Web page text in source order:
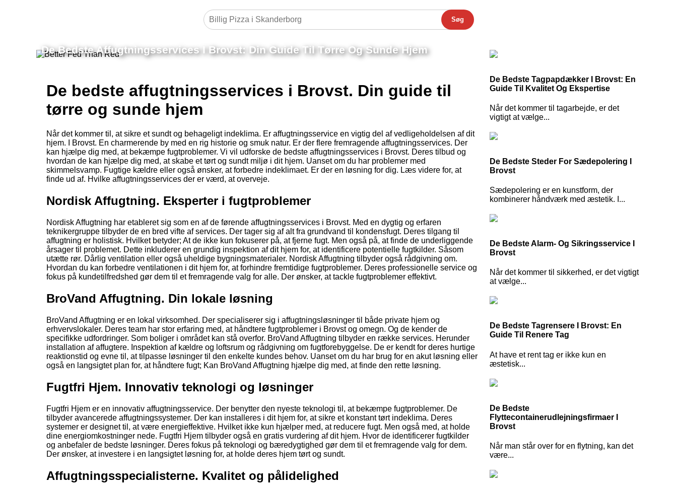
Søg
De Bedste Affugtningsservices I Brovst: Din Guide Til Tørre Og Sunde Hjem
De bedste affugtningsservices i Brovst. Din guide til
tørre og sunde hjem
Når det kommer til, at sikre et sundt og behageligt indeklima. Er affugtningsservice en vigtig del af vedligeholdelsen af dit
hjem. I Brovst. En charmerende by med en rig historie og smuk natur. Er der flere fremragende affugtningsservices. Der
kan hjælpe dig med, at bekæmpe fugtproblemer. Vi vil udforske de bedste affugtningsservices i Brovst. Deres tilbud og
hvordan de kan hjælpe dig med, at skabe et tørt og sundt miljø i dit hjem. Uanset om du har problemer med
skimmelsvamp. Fugtige kældre eller også ønsker, at forbedre indeklimaet. Er der en løsning for dig. Læs videre for, at
finde ud af. Hvilke affugtningsservices der er værd, at overveje.
Nordisk Affugtning. Eksperter i fugtproblemer
Nordisk Affugtning har etableret sig som en af de førende affugtningsservices i Brovst. Med en dygtig og erfaren
teknikergruppe tilbyder de en bred vifte af services. Der tager sig af alt fra grundvand til kondensfugt. Deres tilgang til
affugtning er holistisk. Hvilket betyder; At de ikke kun fokuserer på, at fjerne fugt. Men også på, at finde de underliggende
årsager til problemet. Dette inkluderer en grundig inspektion af dit hjem for, at identificere potentielle fugtkilder. Såsom
utætte rør. Dårlig ventilation eller også uheldige bygningsmaterialer. Nordisk Affugtning tilbyder også rådgivning om.
Hvordan du kan forbedre ventilationen i dit hjem for, at forhindre fremtidige fugtproblemer. Deres professionelle service og
fokus på kundetilfredshed gør dem til et fremragende valg for alle. Der ønsker, at tackle fugtproblemer effektivt.
BroVand Affugtning. Din lokale løsning
BroVand Affugtning er en lokal virksomhed. Der specialiserer sig i affugtningsløsninger til både private hjem og
erhvervslokaler. Deres team har stor erfaring med, at håndtere fugtproblemer i Brovst og omegn. Og de kender de
specifikke udfordringer. Som boliger i området kan stå overfor. BroVand Affugtning tilbyder en række services. Herunder
installation af affugtere. Inspektion af kældre og loftsrum og rådgivning om fugtforebyggelse. De er kendt for deres hurtige
reaktionstid og evne til, at tilpasse løsninger til den enkelte kundes behov. Uanset om du har brug for en akut løsning eller
også en langsigtet plan for, at håndtere fugt; Kan BroVand Affugtning hjælpe dig med, at finde den rette løsning.
Fugtfri Hjem. Innovativ teknologi og løsninger
Fugtfri Hjem er en innovativ affugtningsservice. Der benytter den nyeste teknologi til, at bekæmpe fugtproblemer. De
tilbyder avancerede affugtningssystemer. Der kan installeres i dit hjem for, at sikre et konstant tørt indeklima. Deres
systemer er designet til, at være energieffektive. Hvilket ikke kun hjælper med, at reducere fugt. Men også med, at holde
dine energiomkostninger nede. Fugtfri Hjem tilbyder også en gratis vurdering af dit hjem. Hvor de identificerer fugtkilder
og anbefaler de bedste løsninger. Deres fokus på teknologi og bæredygtighed gør dem til et fremragende valg for dem.
Der ønsker, at investere i en langsigtet løsning for, at holde deres hjem tørt og sundt.
Affugtningsspecialisterne. Kvalitet og pålidelighed
De Bedste Tagpapdækker I Brovst: En
Guide Til Kvalitet Og Ekspertise
Når det kommer til tagarbejde, er det
vigtigt at vælge...
De Bedste Steder For Sædepolering I
Brovst
Sædepolering er en kunstform, der
kombinerer håndværk med æstetik. I...
De Bedste Alarm- Og Sikringsservice I
Brovst
Når det kommer til sikkerhed, er det vigtigt
at vælge...
De Bedste Tagrensere I Brovst: En
Guide Til Renere Tag
At have et rent tag er ikke kun en
æstetisk...
De Bedste
Flyttecontainerudlejningsfirmaer I
Brovst
Når man står over for en flytning, kan det
være...